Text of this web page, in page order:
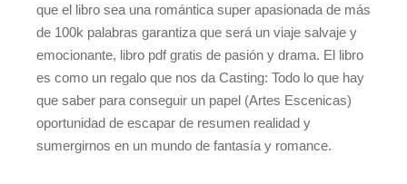
que el libro sea una romántica super apasionada de más
de 100k palabras garantiza que será un viaje salvaje y
emocionante, libro pdf gratis de pasión y drama. El libro
es como un regalo que nos da Casting: Todo lo que hay
que saber para conseguir un papel (Artes Escenicas)
oportunidad de escapar de resumen realidad y
sumergirnos en un mundo de fantasía y romance.